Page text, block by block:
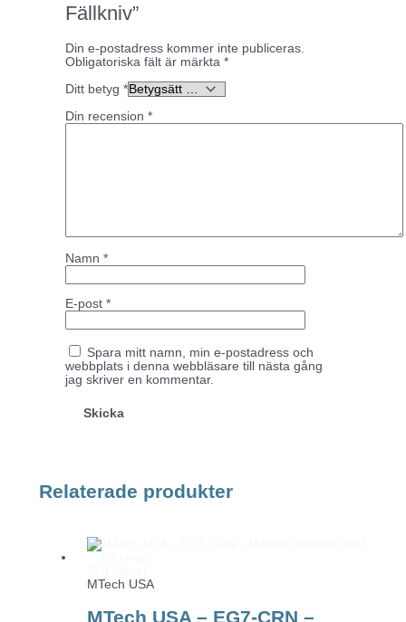
Fällkniv”
Din e-postadress kommer inte publiceras.
Obligatoriska fält är märkta *
Ditt betyg *
Din recension *
Namn *
E-post *
Spara mitt namn, min e-postadress och
webbplats i denna webbläsare till nästa gång
jag skriver en kommentar.
Relaterade produkter
MTech USA
MTech USA – EG7-CRN –